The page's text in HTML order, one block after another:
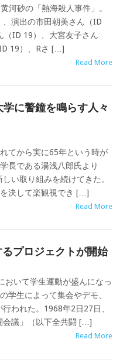
河砂の「熱海殺人事件」。
演出の市田朝美さん（ID
（ID 19）、大宮友子さん
19）、Rさ […]
Read More
に警鐘を鳴らす人々
てから実に65年という時が
長である湯浅八郎氏より
い取り組みを続けてきた。
決して楽観視でき […]
Read More
プロジェクトが開始
おいて学生運動が盛んになっ
学生によって集会やデモ、
われた。1968年2日27日、
会議」（以下全共闘 […]
Read More